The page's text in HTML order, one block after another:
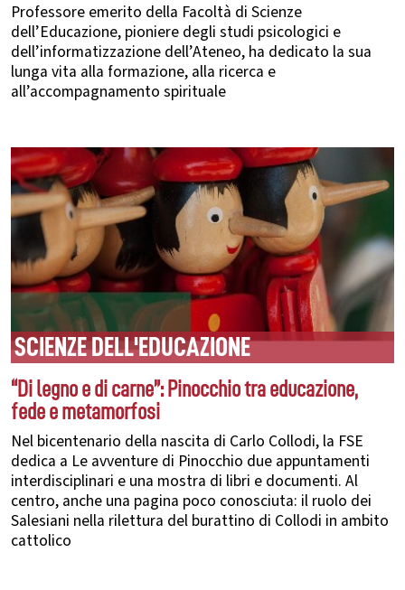
Professore emerito della Facoltà di Scienze
dell’Educazione, pioniere degli studi psicologici e
dell’informatizzazione dell’Ateneo, ha dedicato la sua
lunga vita alla formazione, alla ricerca e
all’accompagnamento spirituale
SCIENZE DELL'EDUCAZIONE
“Di legno e di carne”: Pinocchio tra educazione,
fede e metamorfosi
Nel bicentenario della nascita di Carlo Collodi, la FSE
dedica a Le avventure di Pinocchio due appuntamenti
interdisciplinari e una mostra di libri e documenti. Al
centro, anche una pagina poco conosciuta: il ruolo dei
Salesiani nella rilettura del burattino di Collodi in ambito
cattolico